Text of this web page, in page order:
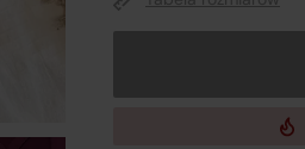
jako
handlową